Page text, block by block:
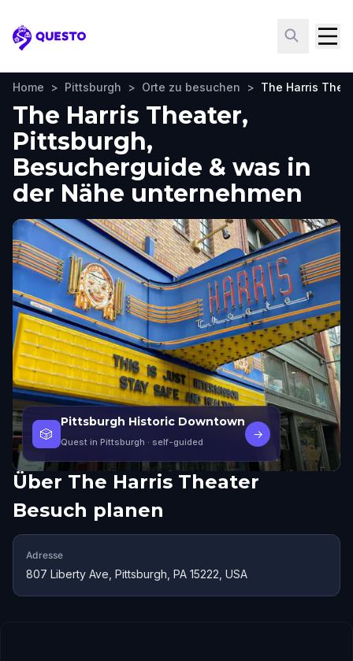
Questo
Home > Pittsburgh > Orte zu besuchen > The Harris
The Harris Theater,
Pittsburgh,
Besucherguide & was in
der Nähe unternehmen
🎲
Pittsburgh Historic Downtown
Quest in Pittsburgh · self-guided
→
Über The Harris Theater
Besuch planen
Adresse
807 Liberty Ave, Pittsburgh, PA 15222, USA